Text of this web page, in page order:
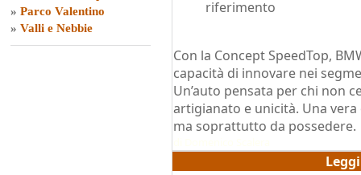
» Parco Valentino
» Valli e Nebbie
riferimento
Con la Concept SpeedTop,
capacità di innovare nei
Un’auto pensata per chi non
artigianato e unicità. Una vera
ma soprattutto da possedere.